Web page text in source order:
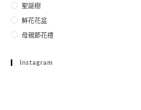
聖誕樹
鮮花花盆
母親節花禮
Instagram